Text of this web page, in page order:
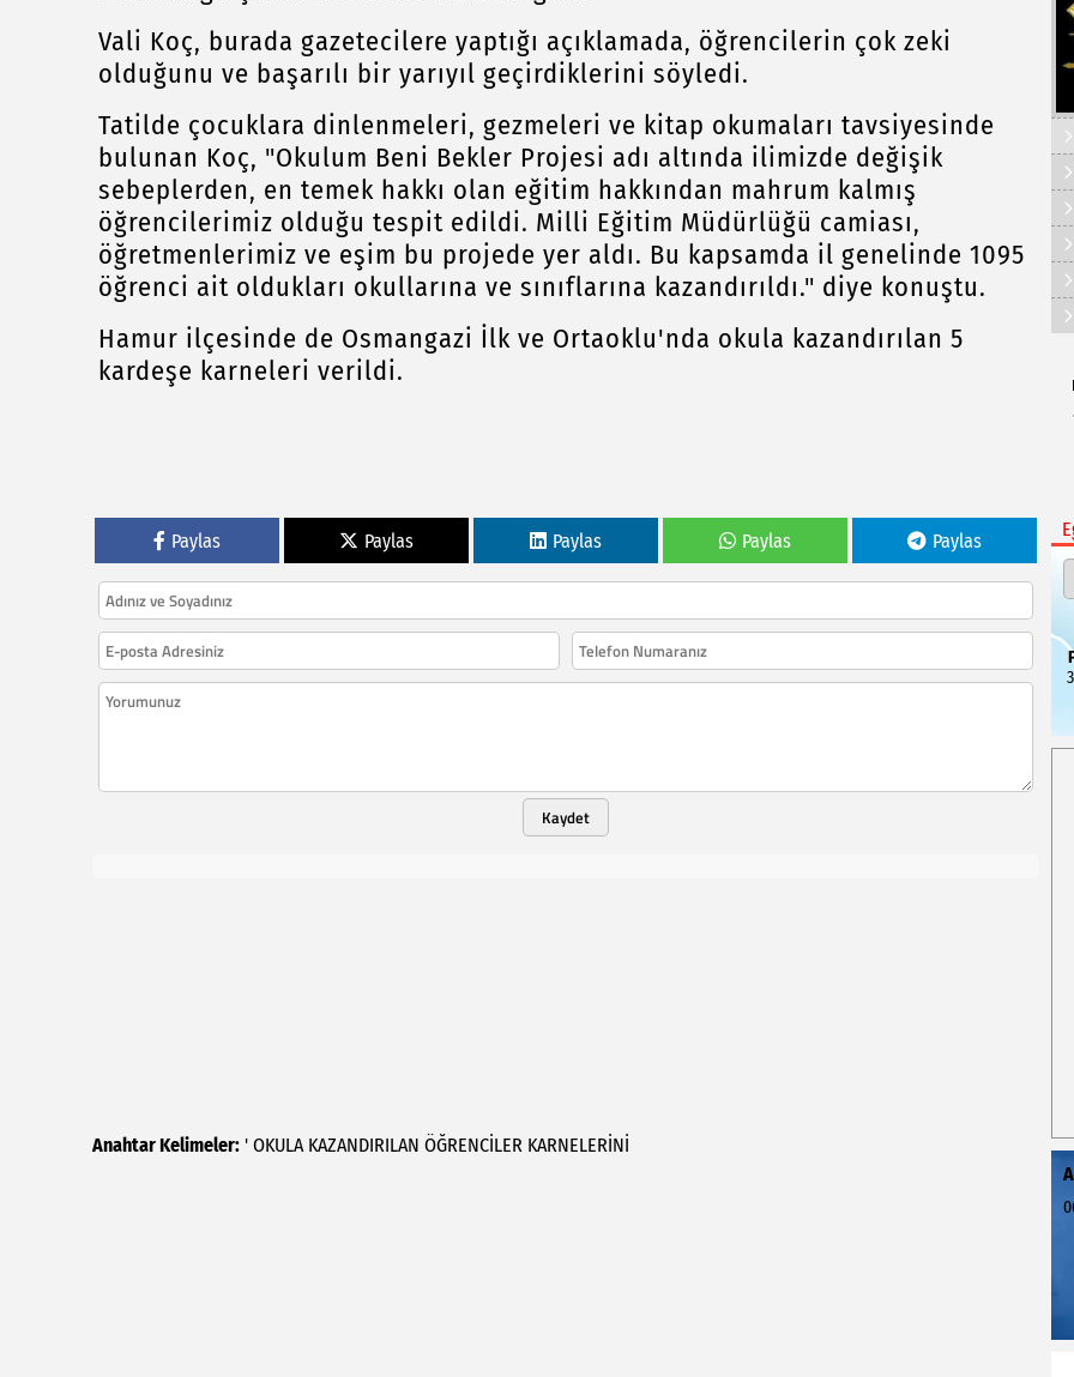
Vali Koç, burada gazetecilere yaptığı açıklamada, öğrencilerin çok zeki
olduğunu ve başarılı bir yarıyıl geçirdiklerini söyledi.
Tatilde çocuklara dinlenmeleri, gezmeleri ve kitap okumaları tavsiyesinde
bulunan Koç, "Okulum Beni Bekler Projesi adı altında ilimizde değişik
sebeplerden, en temek hakkı olan eğitim hakkından mahrum kalmış
öğrencilerimiz olduğu tespit edildi. Milli Eğitim Müdürlüğü camiası,
öğretmenlerimiz ve eşim bu projede yer aldı. Bu kapsamda il genelinde 1095
öğrenci ait oldukları okullarına ve sınıflarına kazandırıldı." diye konuştu.
Hamur ilçesinde de Osmangazi İlk ve Ortaoklu'nda okula kazandırılan 5
kardeşe karneleri verildi.
Paylas Paylas Paylas Paylas Paylas
Kaydet
Anahtar Kelimeler: ' OKULA KAZANDIRILAN ÖĞRENCİLER KARNELERİNİ